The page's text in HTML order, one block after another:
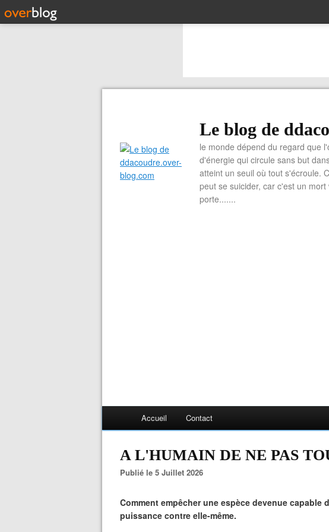
Le blog de
le monde dépend du regard que
d'énergie qui circule sans but
atteint un seuil où tout s'écroule.
peut se suicider, car c'est un
porte.......
Accueil Contact
A L'HUMAIN DE NE PAS
Publié le 5 Juillet 2026
Comment empêcher une espèce devenue capable
puissance contre elle-même.